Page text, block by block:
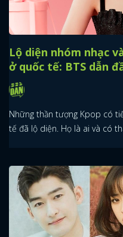
Lộ diện nhóm nhạc
ở quốc tế: BTS dẫn
Những thần tượng Kpop có
tế đã lộ diện. Họ là ai và có